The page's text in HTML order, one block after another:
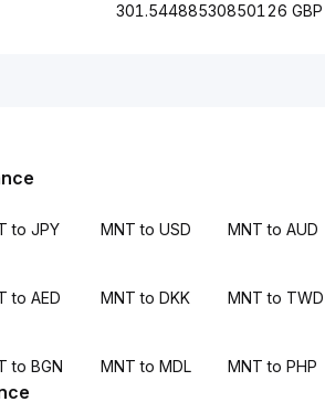
301.54488530850126 GBP
to JPY MNT to USD MNT to AUD
to AED MNT to DKK MNT to TWD
to BGN MNT to MDL MNT to PHP